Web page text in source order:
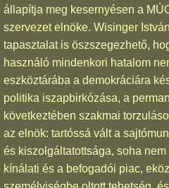
állapítja meg kesernyésen a
szervezet elnöke. Wisinger
tapasztalat is öszszegezhető,
használó mindenkori hatalom
eszköztárába a demokráciára
politika iszapbirkózása, a
következtében szakmai
az elnök: tartóssá vált a
és kiszolgáltatottsága, soha
kínálati és a befogadói piac,